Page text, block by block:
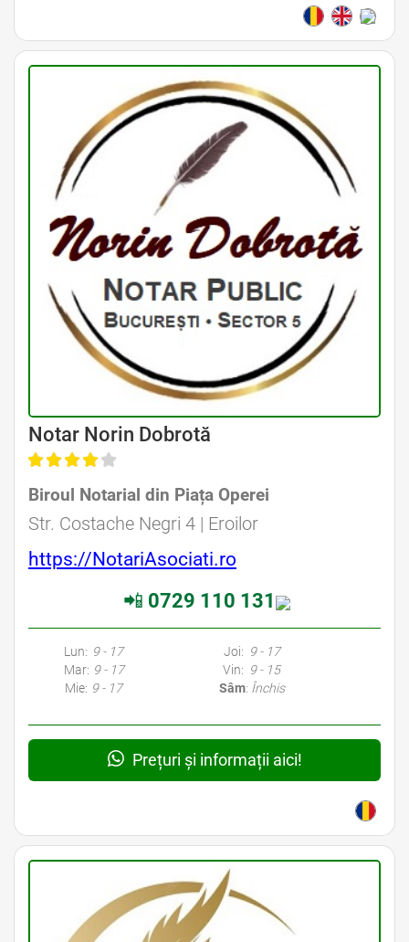
Avocat Specializat în Drept Civil • Avocat Specializat în Dreptul Familiei
Notar Norin Dobrotă
Biroul Notarial din Piața Operei
Str. Costache Negri 4 | Eroilor
https://NotariAsociati.ro
📲 0729 110 131
Lun: 9 - 17
Mar: 9 - 17
Mie: 9 - 17
Joi: 9 - 17
Vin: 9 - 15
Sâm: Închis
Prețuri și informații aici!